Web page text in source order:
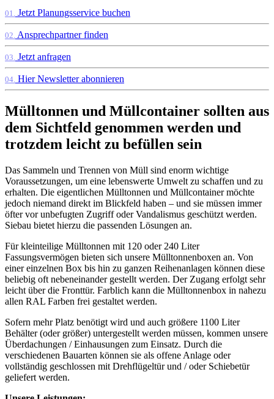
01. Jetzt Planungsservice buchen
02. Ansprechpartner finden
03. Jetzt anfragen
04. Hier Newsletter abonnieren
Mülltonnen und Müllcontainer sollten aus
dem Sichtfeld genommen werden und
trotzdem leicht zu befüllen sein
Das Sammeln und Trennen von Müll sind enorm wichtige
Voraussetzungen, um eine lebenswerte Umwelt zu schaffen und zu
erhalten. Die eigentlichen Mülltonnen und Müllcontainer möchte
jedoch niemand direkt im Blickfeld haben – und sie müssen immer
öfter vor unbefugten Zugriff oder Vandalismus geschützt werden.
Siebau bietet hierzu die passenden Lösungen an.
Für kleinteilige Mülltonnen mit 120 oder 240 Liter
Fassungsvermögen bieten sich unsere Mülltonnenboxen an. Von
einer einzelnen Box bis hin zu ganzen Reihenanlagen können diese
beliebig oft nebeneinander gestellt werden. Der Zugang erfolgt sehr
leicht über die Fronttür. Farblich kann die Mülltonnenbox in nahezu
allen RAL Farben frei gestaltet werden.
Sofern mehr Platz benötigt wird und auch größere 1100 Liter
Behälter (oder größer) untergestellt werden müssen, kommen unsere
Überdachungen / Einhausungen zum Einsatz. Durch die
verschiedenen Bauarten können sie als offene Anlage oder
vollständig geschlossen mit Drehflügeltür und / oder Schiebetür
geliefert werden.